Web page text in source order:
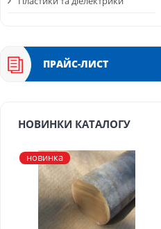
ПРАЙС-ЛИСТ
НОВИНКИ КАТАЛОГУ
новинка